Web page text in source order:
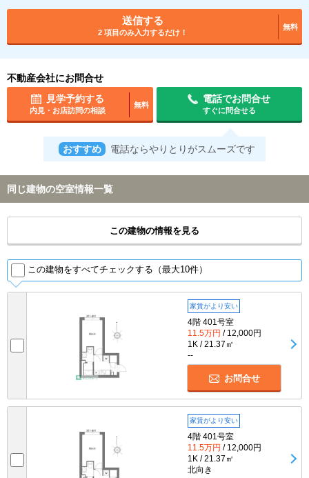
送信する
2 項目のみ入力するだけ！
無料
不動産会社にお問合せ
見学予約する
内見・お店訪問の相談
無料
電話でお問合せ
すぐに問合せる
おすすめ 電話ならやりとりがスムーズです
同じ建物の空室情報一覧
この建物の情報を見る
この建物をすべてチェックする（最大10件）
家賃がより安い
4階 401号室
11.5万円 / 12,000円
1K / 21.37㎡
--
お問合せ
家賃がより安い
4階 401号室
11.5万円 / 12,000円
1K / 21.37㎡
北向き